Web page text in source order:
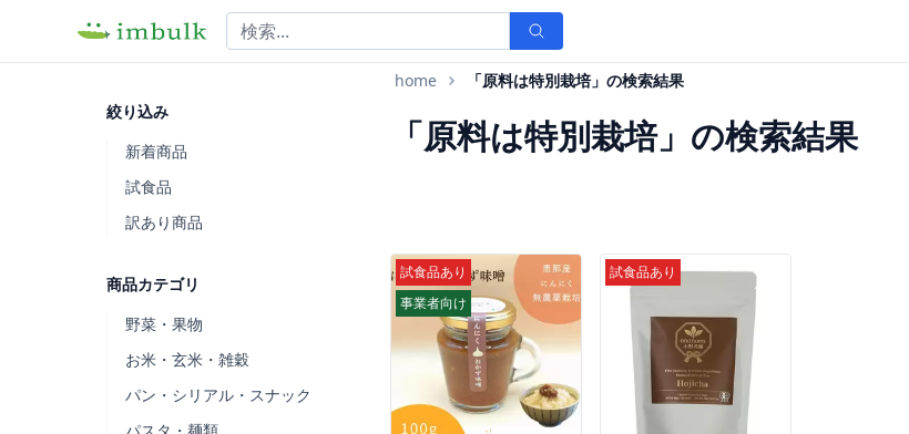
絞り込み
新着商品
試食品
訳あり商品
商品カテゴリ
野菜・果物
お米・玄米・雑穀
パン・シリアル・スナック
home 「原料は特別栽培」の検索結果
「原料は特別栽培」の検索結果
試食品あり
事業者向け
試食品あり